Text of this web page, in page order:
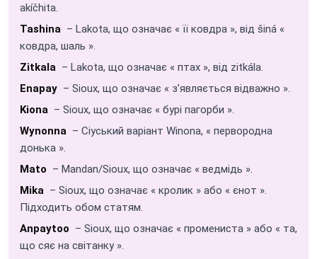
akíčhita.
Tashina – Lakota, що означає « її ковдра », від šiná «
ковдра, шаль ».
Zitkala – Lakota, що означає « птах », від zitkála.
Enapay – Sioux, що означає « з'являється відважно ».
Kiona – Sioux, що означає « бурі пагорби ».
Wynonna – Сіуський варіант Winona, « первородна
донька ».
Mato – Mandan/Sioux, що означає « ведмідь ».
Mika – Sioux, що означає « кролик » або « єнот ».
Підходить обом статям.
Anpaytoo – Sioux, що означає « промениста » або « та,
що сяє на світанку ».